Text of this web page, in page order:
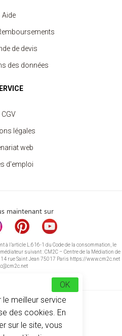
Aide
de devis
des données
CGV
légales
web
d'emploi
maintenant sur
à l’article L.616-1 du Code de la consommation, le
suivant : CM2C – Centre de la Médiation de
rue Saint Jean 75017 Paris https://www.cm2c.net
meilleur service
des cookies. En
sur le site, vous
OK